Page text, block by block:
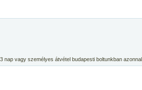
nap vagy személyes átvétel budapesti boltunkban azonnal